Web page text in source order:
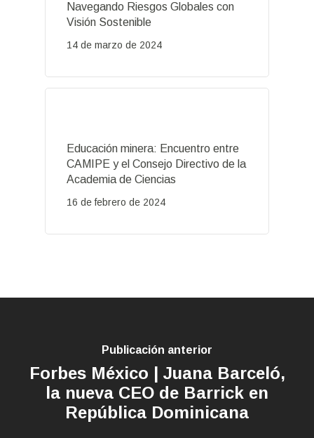
Navegando Riesgos Globales con
Visión Sostenible
14 de marzo de 2024
Educación minera: Encuentro entre
CAMIPE y el Consejo Directivo de la
Academia de Ciencias
16 de febrero de 2024
Publicación anterior
Forbes México | Juana Barceló,
la nueva CEO de Barrick en
República Dominicana